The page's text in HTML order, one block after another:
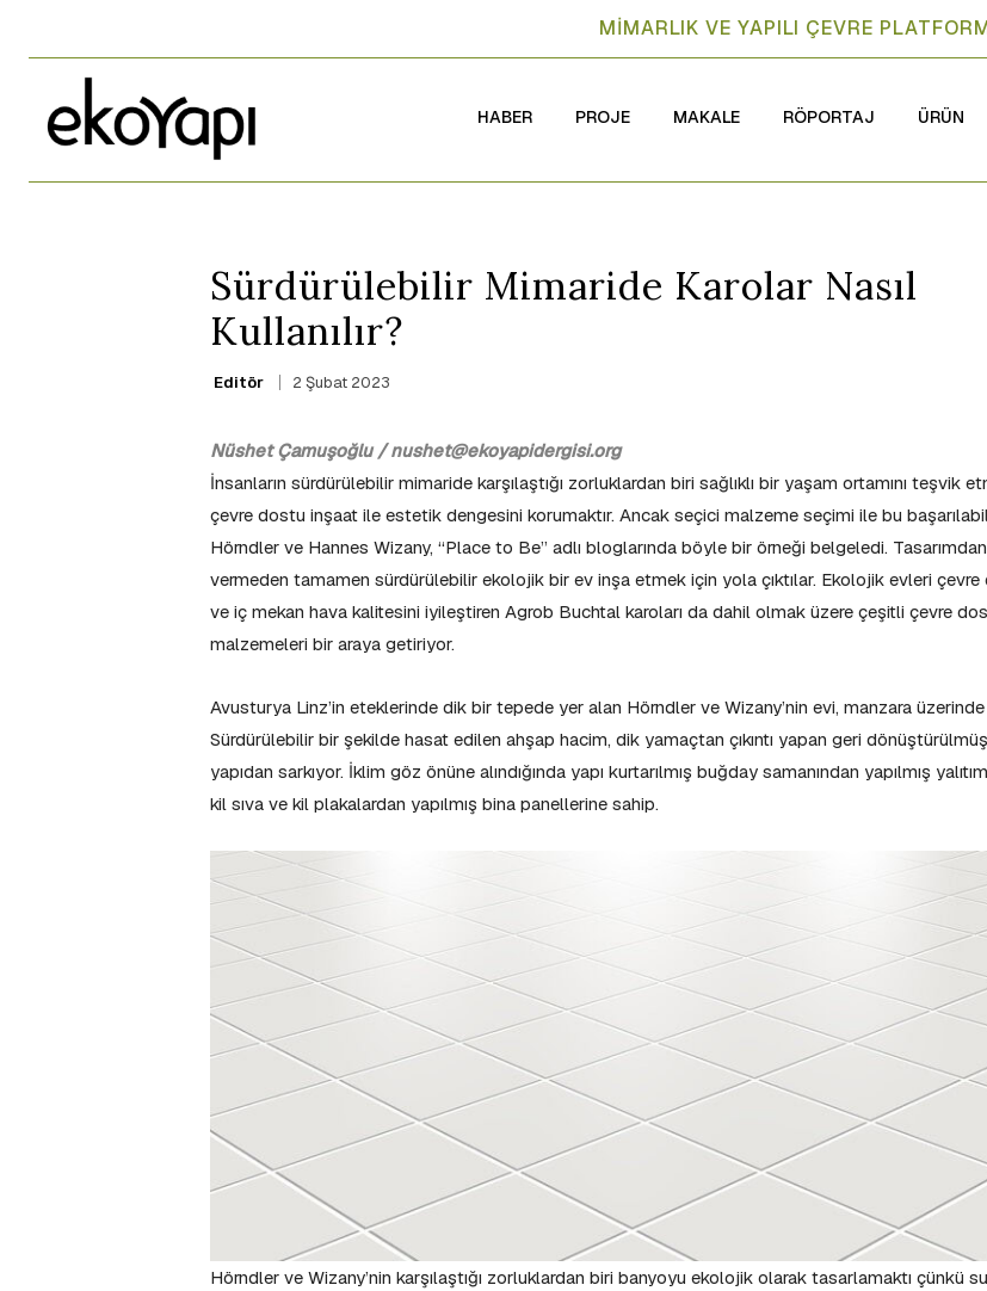
MİMARLIK VE YAPILI ÇEVRE
HABER PROJE MAKALE RÖPORTAJ ÜRÜN
Sürdürülebilir Mimaride Karolar Nasıl
Kullanılır?
Editör 2 Şubat 2023
Nüshet Çamuşoğlu / nushet@ekoyapidergisi.org
İnsanların sürdürülebilir mimaride karşılaştığı zorluklardan biri sağlıklı bir yaşam ortamını teşvik
çevre dostu inşaat ile estetik dengesini korumaktır. Ancak seçici malzeme seçimi ile bu
Hörndler ve Hannes Wizany, “Place to Be” adlı bloglarında böyle bir örneği belgeledi.
vermeden tamamen sürdürülebilir ekolojik bir ev inşa etmek için yola çıktılar. Ekolojik evleri
ve iç mekan hava kalitesini iyileştiren Agrob Buchtal karoları da dahil olmak üzere çeşitli çevre
malzemeleri bir araya getiriyor.
Avusturya Linz’in eteklerinde dik bir tepede yer alan Hörndler ve Wizany’nin evi, manzara
Sürdürülebilir bir şekilde hasat edilen ahşap hacim, dik yamaçtan çıkıntı yapan geri
yapıdan sarkıyor. İklim göz önüne alındığında yapı kurtarılmış buğday samanından yapılmış
kil sıva ve kil plakalardan yapılmış bina panellerine sahip.
Hörndler ve Wizany’nin karşılaştığı zorluklardan biri banyoyu ekolojik olarak tasarlamaktı çünkü su